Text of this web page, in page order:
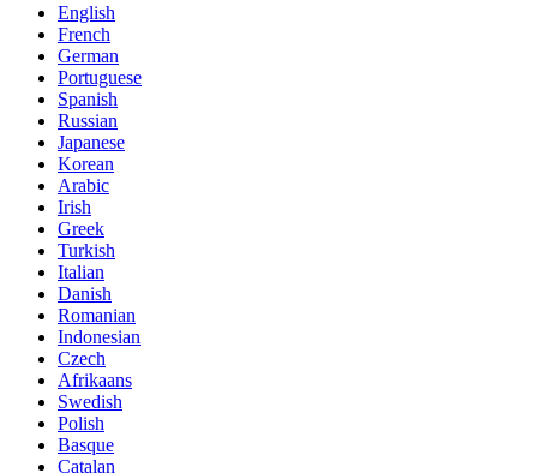
English
French
German
Portuguese
Spanish
Russian
Japanese
Korean
Arabic
Irish
Greek
Turkish
Italian
Danish
Romanian
Indonesian
Czech
Afrikaans
Swedish
Polish
Basque
Catalan